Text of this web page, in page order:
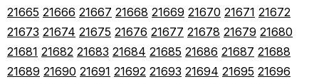
21665 21666 21667 21668 21669 21670 21671 21672
21673 21674 21675 21676 21677 21678 21679 21680
21681 21682 21683 21684 21685 21686 21687 21688
21689 21690 21691 21692 21693 21694 21695 21696